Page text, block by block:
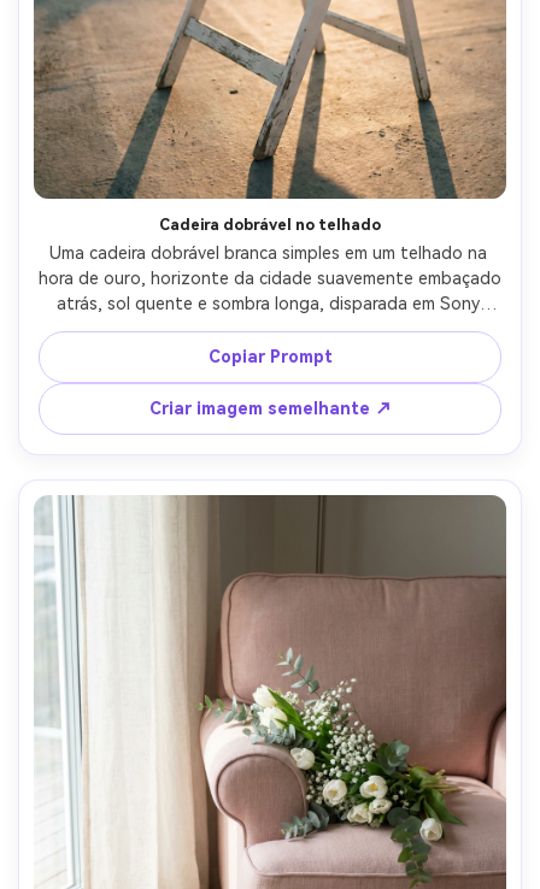
Cadeira dobrável no telhado
Uma cadeira dobrável branca simples em um telhado na
hora de ouro, horizonte da cidade suavemente embaçado
atrás, sol quente e sombra longa, disparada em Sony
A7IV, 50mm, f/2.2, minimalismo de estilo de vida, textura
de tinta realista e leve desgaste, classificação
cinematográfica arejada, foco nítido na cadeira-AR 4:5
Copiar Prompt
Criar imagem semelhante ↗